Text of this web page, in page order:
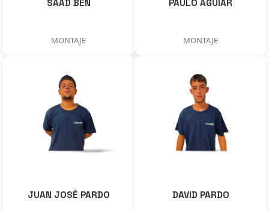
SAAD BEN
MONTAJE
PAULO AGUIAR
MONTAJE
JUAN JOSÉ PARDO DAVID PARDO